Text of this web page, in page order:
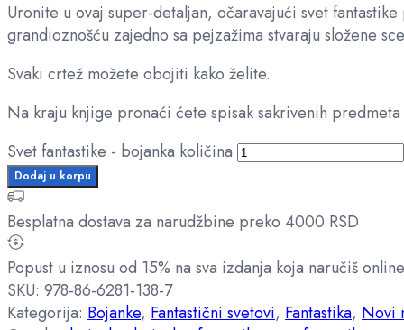
Uronite u ovaj super-detaljan, očaravajući svet
grandioznošću zajedno sa pejzažima stvaraju složene
Svaki crtež možete obojiti kako želite.
Na kraju knjige pronaći ćete spisak sakrivenih
Svet fantastike - bojanka količina
Dodaj u korpu
Besplatna dostava za narudžbine preko 4000 RSD
Popust u iznosu od 15% na sva izdanja koja naručiš online
SKU: 978-86-6281-138-7
Kategorija: Bojanke, Fantastični svetovi, Fantastika, Novi